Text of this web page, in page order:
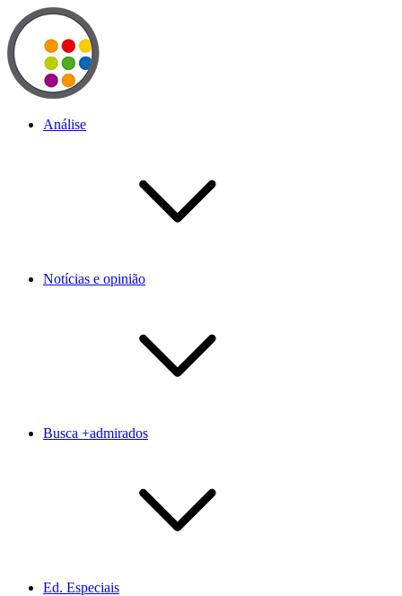
Análise
Notícias e opinião
Busca +admirados
Ed. Especiais